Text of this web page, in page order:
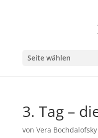
Seite wählen
3. Tag –
von Vera Bochdalofsky